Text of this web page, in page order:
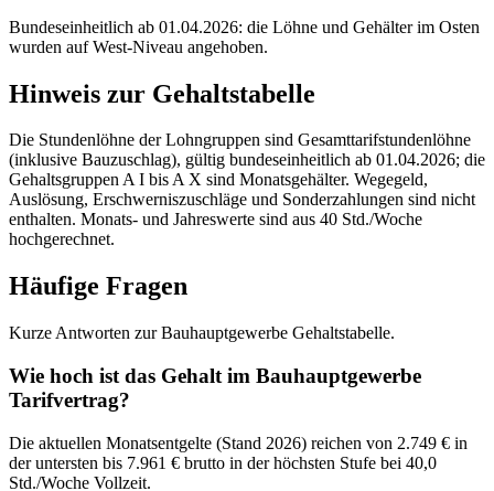
Bundeseinheitlich ab 01.04.2026: die Löhne und Gehälter im Osten
wurden auf West-Niveau angehoben.
Hinweis zur Gehaltstabelle
Die Stundenlöhne der Lohngruppen sind Gesamttarifstundenlöhne
(inklusive Bauzuschlag), gültig bundeseinheitlich ab 01.04.2026; die
Gehaltsgruppen A I bis A X sind Monatsgehälter. Wegegeld,
Auslösung, Erschwerniszuschläge und Sonderzahlungen sind nicht
enthalten. Monats- und Jahreswerte sind aus 40 Std./Woche
hochgerechnet.
Häufige Fragen
Kurze Antworten zur Bauhauptgewerbe Gehaltstabelle.
Wie hoch ist das Gehalt im Bauhauptgewerbe
Tarifvertrag?
Die aktuellen Monatsentgelte (Stand 2026) reichen von 2.749 € in
der untersten bis 7.961 € brutto in der höchsten Stufe bei 40,0
Std./Woche Vollzeit.